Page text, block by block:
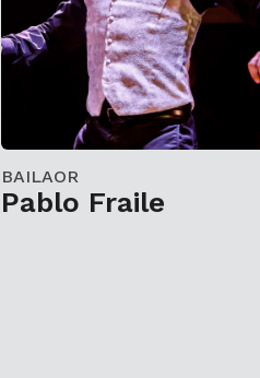
BAILAOR
Pablo Fraile